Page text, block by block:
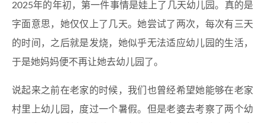
2025年的年初，第一件事情是娃上了几天幼儿园。真的是
字面意思，她仅仅上了几天。她尝试了两次，每次有三天
的时间，之后就是发烧，她似乎无法适应幼儿园的生活，
于是她妈妈便不再让她去幼儿园了。
说起来之前在老家的时候，我们也曾经希望她能够在老家
村里上幼儿园，度过一个暑假。但是老婆去考察了两个幼